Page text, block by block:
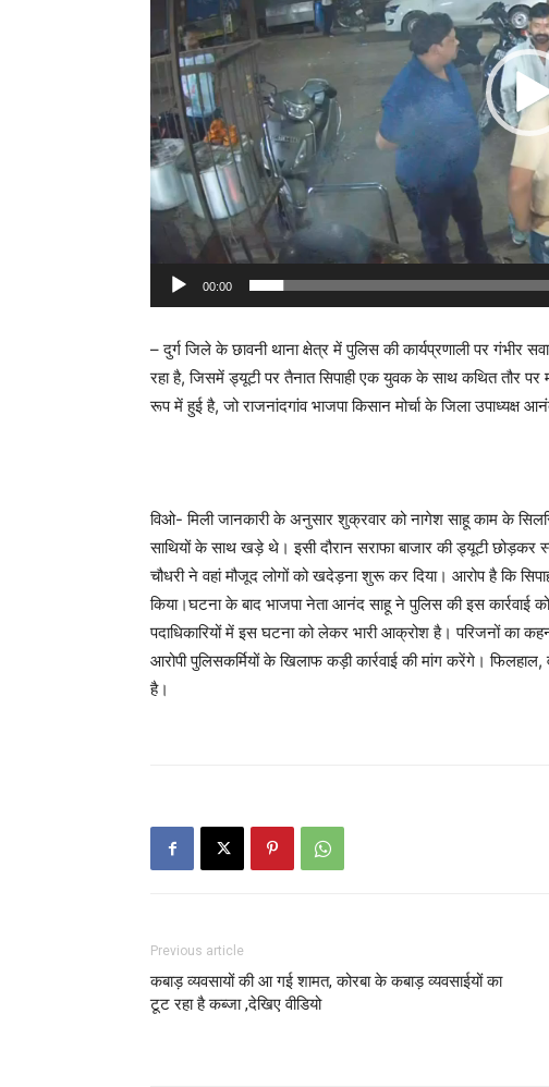
00:00
– दुर्ग जिले के छावनी थाना क्षेत्र में पुलिस की कार्यप्रणाली पर गंभीर
रहा है, जिसमें ड्यूटी पर तैनात सिपाही एक युवक के साथ कथित तौर
रूप में हुई है, जो राजनांदगांव भाजपा किसान मोर्चा के जिला उपाध्यक्ष
विओ- मिली जानकारी के अनुसार शुक्रवार को नागेश साहू काम के
साथियों के साथ खड़े थे। इसी दौरान सराफा बाजार की ड्यूटी छोड़कर
चौधरी ने वहां मौजूद लोगों को खदेड़ना शुरू कर दिया। आरोप है कि
किया।घटना के बाद भाजपा नेता आनंद साहू ने पुलिस की इस कार्रवाई
पदाधिकारियों में इस घटना को लेकर भारी आक्रोश है। परिजनों का
आरोपी पुलिसकर्मियों के खिलाफ कड़ी कार्रवाई की मांग करेंगे।
है।
Previous article
कबाड़ व्यवसायों की आ गई शामत, कोरबा के कबाड़ व्यवसाईयों का
टूट रहा है कब्जा ,देखिए वीडियो